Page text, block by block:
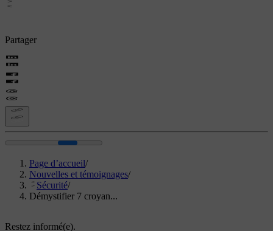
Partager
Page d’accueil/
Nouvelles et témoignages/
Sécurité/
Démystifier 7 croyan...